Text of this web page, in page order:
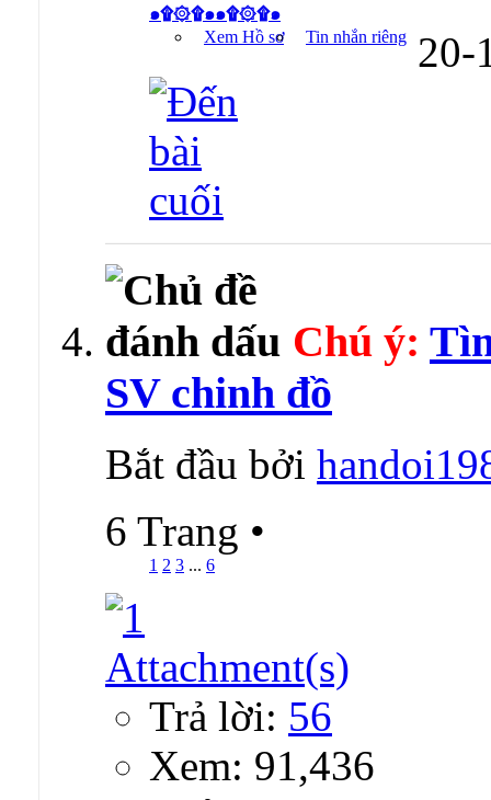
๑۩۞۩๑๑۩۞۩๑
Xem Hồ sơ
Tin nhắn riêng 20-
Chú ý:
SV chinh đồ
Bắt đầu bởi
6 Trang •
1 2 3 ... 6
Trả lời: 56
Xem: 91,436